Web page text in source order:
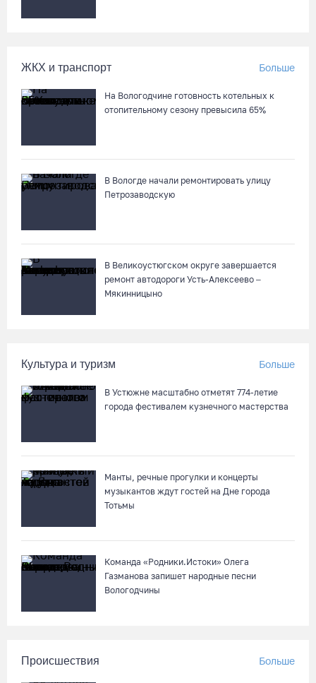
07.08.26 / 13:39
Кириллов станет новой столицей «Серебряного ожерелья» в
Речные трамвайчики будут бесплатно катать вологжан и
гостей города 8 и 9 августа
Череповецкая пенсионерка продала украшения и лишилась
более полумиллиона рублей
07.08.26 / 12:07
В центре Вологды появилось необычное кафе в автобусе
Из-за ремонта путей часть череповецких трамваев
остановят на три дня
ЖКХ и транспорт Больше
На Вологодчине готовность котельных к
отопительному сезону превысила 65%
В Вологде начали ремонтировать улицу
Петрозаводскую
В Великоустюгском округе завершается
ремонт автодороги Усть-Алексеево –
Мякинницыно
Культура и туризм Больше
В Устюжне масштабно отметят 774-летие
города фестивалем кузнечного мастерства
Манты, речные прогулки и концерты
музыкантов ждут гостей на Дне города
Тотьмы
Команда «Родники.Истоки» Олега
Газманова запишет народные песни
Вологодчины
Происшествия Больше